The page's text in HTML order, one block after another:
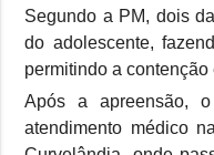
Segundo a PM, dois
do adolescente,
permitindo a contenção
Após a apreensão,
atendimento médico